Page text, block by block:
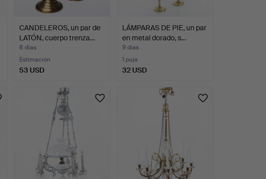
CANDELEROS, un par de
LATÓN, cuerpo trenza…
8 días
Estimación
53 USD
LÁMPARAS DE PIE, un par
en metal dorado, s…
9 días
1 puja
32 USD